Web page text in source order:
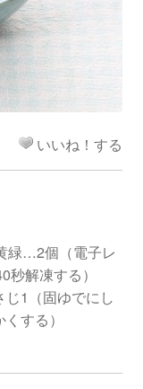
いいね！する
緑…2個（電子レ
解凍する）
1（固ゆでにし
する）